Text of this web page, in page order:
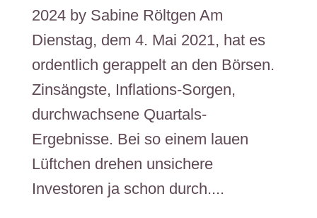
2024 by Sabine Röltgen Am
Dienstag, dem 4. Mai 2021, hat es
ordentlich gerappelt an den Börsen.
Zinsängste, Inflations-Sorgen,
durchwachsene Quartals-
Ergebnisse. Bei so einem lauen
Lüftchen drehen unsichere
Investoren ja schon durch....